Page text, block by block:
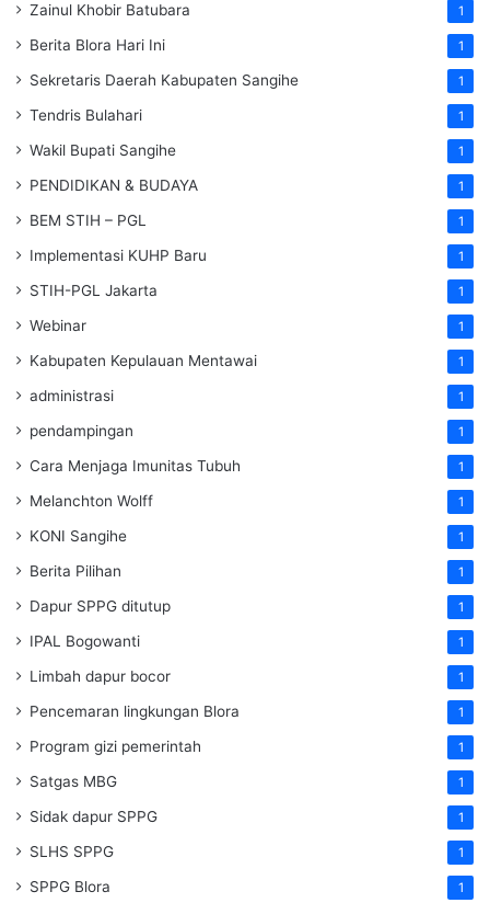
Zainul Khobir Batubara 1
Berita Blora Hari Ini 1
Sekretaris Daerah Kabupaten Sangihe 1
Tendris Bulahari 1
Wakil Bupati Sangihe 1
PENDIDIKAN & BUDAYA 1
BEM STIH – PGL 1
Implementasi KUHP Baru 1
STIH-PGL Jakarta 1
Webinar 1
Kabupaten Kepulauan Mentawai 1
administrasi 1
pendampingan 1
Cara Menjaga Imunitas Tubuh 1
Melanchton Wolff 1
KONI Sangihe 1
Berita Pilihan 1
Dapur SPPG ditutup 1
IPAL Bogowanti 1
Limbah dapur bocor 1
Pencemaran lingkungan Blora 1
Program gizi pemerintah 1
Satgas MBG 1
Sidak dapur SPPG 1
SLHS SPPG 1
SPPG Blora 1